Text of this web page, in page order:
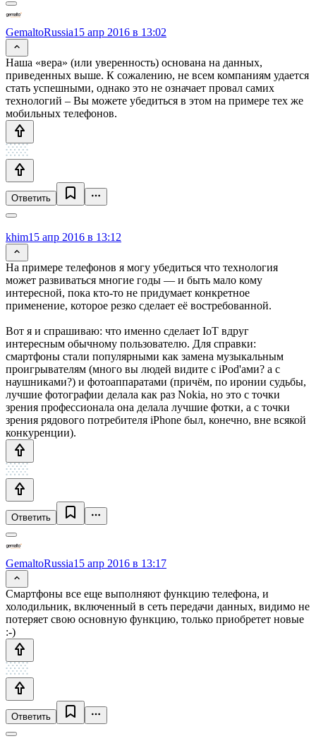
GemaltoRussia15 апр 2016 в 13:02
Наша «вера» (или уверенность) основана на данных,
приведенных выше. К сожалению, не всем компаниям удается
стать успешными, однако это не означает провал самих
технологий – Вы можете убедиться в этом на примере тех же
мобильных телефонов.
Ответить
khim15 апр 2016 в 13:12
На примере телефонов я могу убедиться что технология
может развиваться многие годы — и быть мало кому
интересной, пока кто-то не придумает конкретное
применение, которое резко сделает её востребованной.
Вот я и спрашиваю: что именно сделает IoT вдруг
интересным обычному пользователю. Для справки:
смартфоны стали популярными как замена музыкальным
проигрывателям (много вы людей видите с iPod'ами? а с
наушниками?) и фотоаппаратами (причём, по иронии судьбы,
лучшие фотографии делала как раз Nokia, но это с точки
зрения профессионала она делала лучшие фотки, а с точки
зрения рядового потребителя iPhone был, конечно, вне всякой
конкуренции).
Ответить
GemaltoRussia15 апр 2016 в 13:17
Смартфоны все еще выполняют функцию телефона, и
холодильник, включенный в сеть передачи данных, видимо не
потеряет свою основную функцию, только приобретет новые
:-)
Ответить